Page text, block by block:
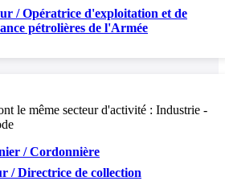
/ Opératrice d'exploitation et de
pétrolières de l'Armée
le même secteur d'activité : Industrie -
/ Cordonnière
/ Directrice de collection